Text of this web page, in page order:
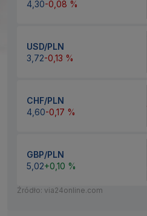
4,30-0,08 %
USD/PLN
3,72-0,13 %
CHF/PLN
4,60-0,17 %
GBP/PLN
5,02+0,10 %
Źródło: via24online.com